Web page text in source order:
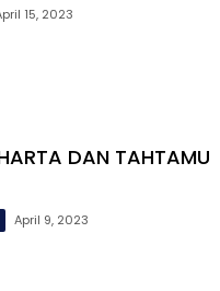
15, 2023
DAN TAHTAMU
April 9, 2023